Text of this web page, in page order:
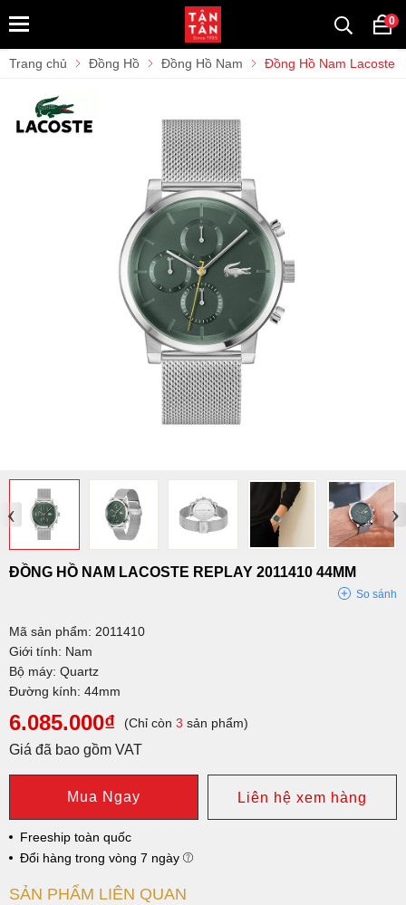
0
Trang chủ Đồng Hồ Đồng Hồ Nam Đồng Hồ Nam Lacoste
‹ ›
ĐỒNG HỒ NAM LACOSTE REPLAY 2011410 44MM
So sánh
Mã sản phẩm: 2011410
Giới tính: Nam
Bộ máy: Quartz
Đường kính: 44mm
6.085.000₫ (Chỉ còn 3 sản phẩm)
Giá đã bao gồm VAT
Mua Ngay Liên hệ xem hàng
Freeship toàn quốc
Đổi hàng trong vòng 7 ngày
SẢN PHẨM LIÊN QUAN